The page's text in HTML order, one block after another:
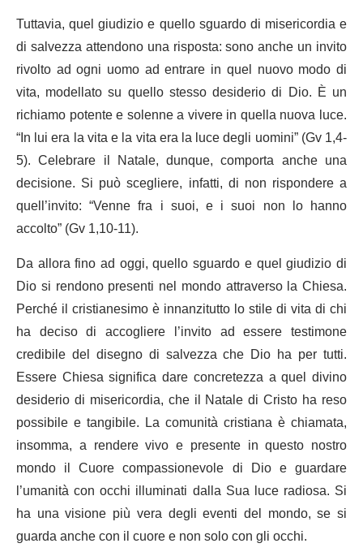
Tuttavia, quel giudizio e quello sguardo di misericordia e
di salvezza attendono una risposta: sono anche un invito
rivolto ad ogni uomo ad entrare in quel nuovo modo di
vita, modellato su quello stesso desiderio di Dio. È un
richiamo potente e solenne a vivere in quella nuova luce.
“In lui era la vita e la vita era la luce degli uomini” (Gv 1,4-
5). Celebrare il Natale, dunque, comporta anche una
decisione. Si può scegliere, infatti, di non rispondere a
quell’invito: “Venne fra i suoi, e i suoi non lo hanno
accolto” (Gv 1,10-11).
Da allora fino ad oggi, quello sguardo e quel giudizio di
Dio si rendono presenti nel mondo attraverso la Chiesa.
Perché il cristianesimo è innanzitutto lo stile di vita di chi
ha deciso di accogliere l’invito ad essere testimone
credibile del disegno di salvezza che Dio ha per tutti.
Essere Chiesa significa dare concretezza a quel divino
desiderio di misericordia, che il Natale di Cristo ha reso
possibile e tangibile. La comunità cristiana è chiamata,
insomma, a rendere vivo e presente in questo nostro
mondo il Cuore compassionevole di Dio e guardare
l’umanità con occhi illuminati dalla Sua luce radiosa. Si
ha una visione più vera degli eventi del mondo, se si
guarda anche con il cuore e non solo con gli occhi.